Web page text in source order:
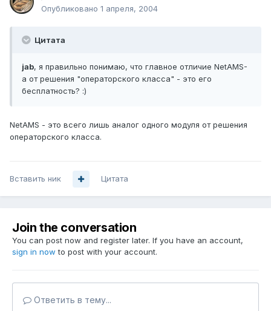
Опубликовано 1 апреля, 2004
Цитата
jab, я правильно понимаю, что главное отличие NetAMS-
а от решения "операторского класса" - это его
бесплатность? :)
NetAMS - это всего лишь аналог одного модуля от решения
операторского класса.
Вставить ник Цитата
Join the conversation
You can post now and register later. If you have an account,
sign in now to post with your account.
Ответить в тему...